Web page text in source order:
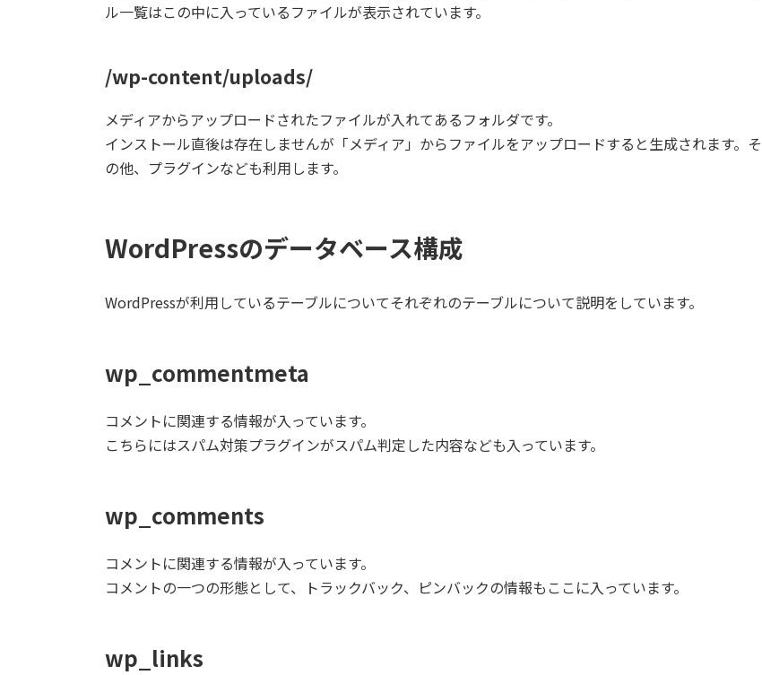
ル一覧はこの中に入っているファイルが表示されています。
/wp-content/uploads/
メディアからアップロードされたファイルが入れてあるフォルダです。
インストール直後は存在しませんが「メディア」からファイルをアップロードすると生成されます。そ
の他、プラグインなども利用します。
WordPressのデータベース構成
WordPressが利用しているテーブルについてそれぞれのテーブルについて説明をしています。
wp_commentmeta
コメントに関連する情報が入っています。
こちらにはスパム対策プラグインがスパム判定した内容なども入っています。
wp_comments
コメントに関連する情報が入っています。
コメントの一つの形態として、トラックバック、ピンバックの情報もここに入っています。
wp_links